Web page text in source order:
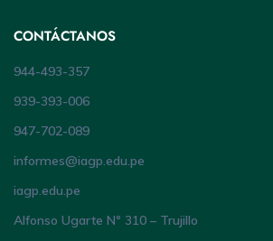
CONTÁCTANOS
944-493-357
939-393-006
947-702-089
informes@iagp.edu.pe
iagp.edu.pe
Alfonso Ugarte Nº 310 – Trujillo